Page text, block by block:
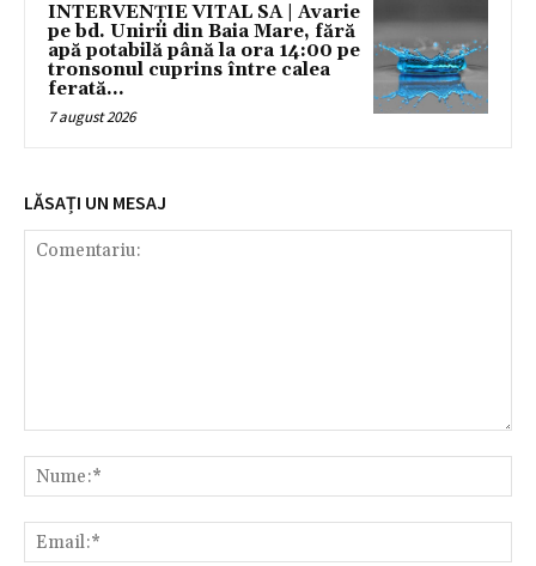
INTERVENȚIE VITAL SA | Avarie
pe bd. Unirii din Baia Mare, fără
apă potabilă până la ora 14:00 pe
tronsonul cuprins între calea
ferată...
7 august 2026
LĂSAȚI UN MESAJ